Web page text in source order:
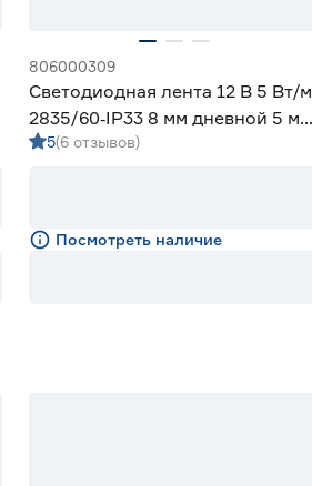
806000309
Светодиодная лента 12 В 5 Вт/м
2835/60‑IP33 8 мм дневной 5 м
Geniled
5(6 отзывов)
Посмотреть наличие